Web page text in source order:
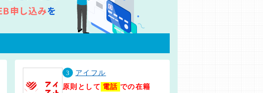
3
アイフル
原則として 電話 での在籍